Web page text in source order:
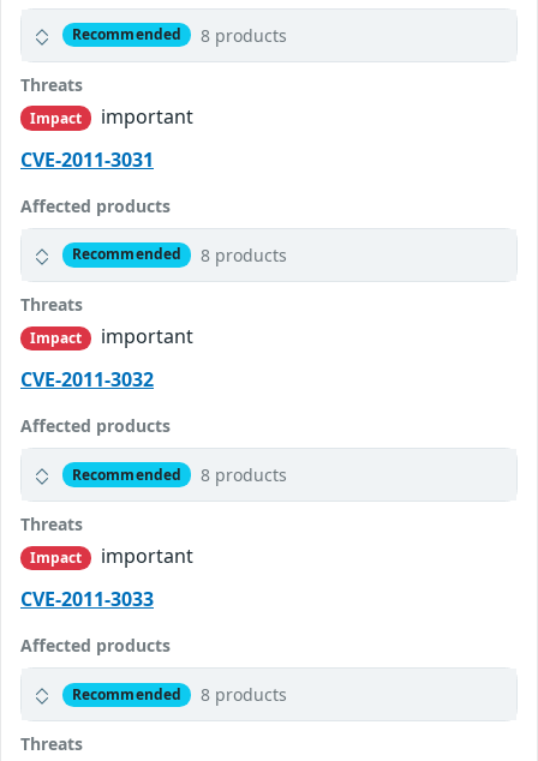
Recommended 8 products
Threats
Impact
important
CVE-2011-3031
Affected products
Recommended 8 products
Threats
Impact
important
CVE-2011-3032
Affected products
Recommended 8 products
Threats
Impact
important
CVE-2011-3033
Affected products
Recommended 8 products
Threats